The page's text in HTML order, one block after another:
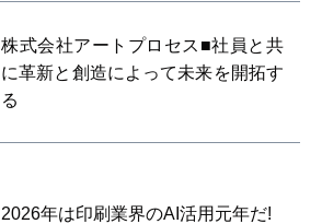
株式会社アートプロセス■社員と共
に革新と創造によって未来を開拓す
る
2026年は印刷業界のAI活用元年だ!